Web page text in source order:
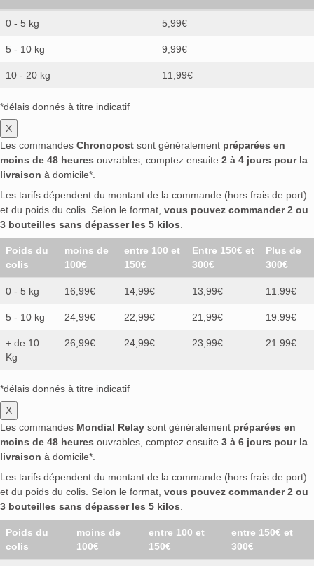
0 - 5 kg 5,99€
5 - 10 kg 9,99€
10 - 20 kg 11,99€
*délais donnés à titre indicatif
X
Les commandes Chronopost sont généralement préparées en
moins de 48 heures ouvrables, comptez ensuite 2 à 4 jours pour la
livraison à domicile*.
Les tarifs dépendent du montant de la commande (hors frais de port)
et du poids du colis. Selon le format, vous pouvez commander 2 ou
3 bouteilles sans dépasser les 5 kilos
Poids du
colis
moins de
100€
entre 100 et
150€
Entre 150€ et
300€
Plus de
300€
0 - 5 kg 16,99€ 14,99€ 13,99€ 11.99€
5 - 10 kg 24,99€ 22,99€ 21,99€ 19.99€
+ de 10
Kg
26,99€ 24,99€ 23,99€ 21.99€
*délais donnés à titre indicatif
X
Les commandes Mondial Relay sont généralement préparées en
moins de 48 heures ouvrables, comptez ensuite 3 à 6 jours pour la
livraison à domicile*.
Les tarifs dépendent du montant de la commande (hors frais de port)
et du poids du colis. Selon le format, vous pouvez commander 2 ou
3 bouteilles sans dépasser les 5 kilos
Poids du
colis
moins de
100€
entre 100 et
150€
entre 150€ et
300€